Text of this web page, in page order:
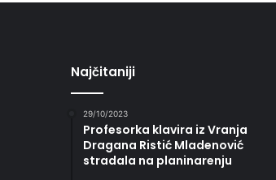
Najčitaniji
29/10/2023
Profesorka klavira iz Vranja
Dragana Ristić Mladenović
stradala na planinarenju